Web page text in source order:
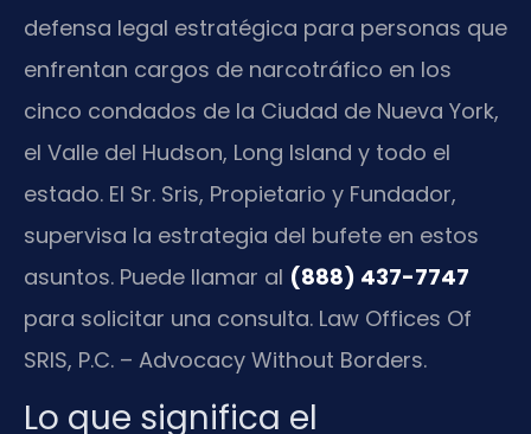
defensa legal estratégica para personas que
enfrentan cargos de narcotráfico en los
cinco condados de la Ciudad de Nueva York,
el Valle del Hudson, Long Island y todo el
estado. El Sr. Sris, Propietario y Fundador,
supervisa la estrategia del bufete en estos
asuntos. Puede llamar al (888) 437-7747
para solicitar una consulta. Law Offices Of
SRIS, P.C. – Advocacy Without Borders.
Lo que significa el